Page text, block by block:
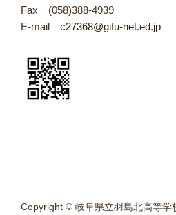
Fax (058)388-4939
E-mail c27368@gifu-net.ed.jp
Copyright © 岐阜県立羽島北高等学